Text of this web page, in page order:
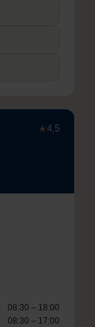
★4,5
08:30 – 18:00
08:30 – 17:00